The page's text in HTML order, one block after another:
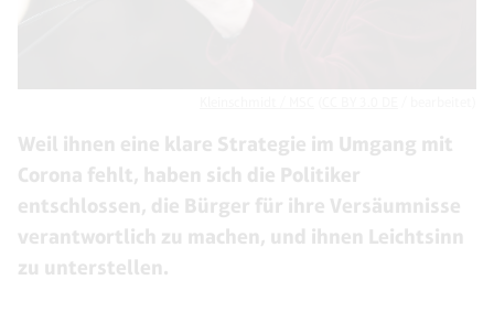
Weil ihnen eine klare Strategie im Umgang mit
Corona fehlt, haben sich die Politiker
entschlossen, die Bürger für ihre Versäumnisse
verantwortlich zu machen, und ihnen Leichtsinn
zu unterstellen.